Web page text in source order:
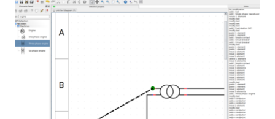
que contém essas fontes. Ao instalar o GNU/Linux abra o
terminal e execute o comando: $ sudo apt-get install ttf-
mscorefonts-installer Leia os termos de uso e avance
clicando em “Ok” Agora aceite os termos de uso clicando
em “Sim” Pronto agora abra o LibreOffice e veja se as
fontes Times New Roman, Arial estão instaladas. Caso
ocorra algum erro ou precisa reinstalar, execute: $ sudo